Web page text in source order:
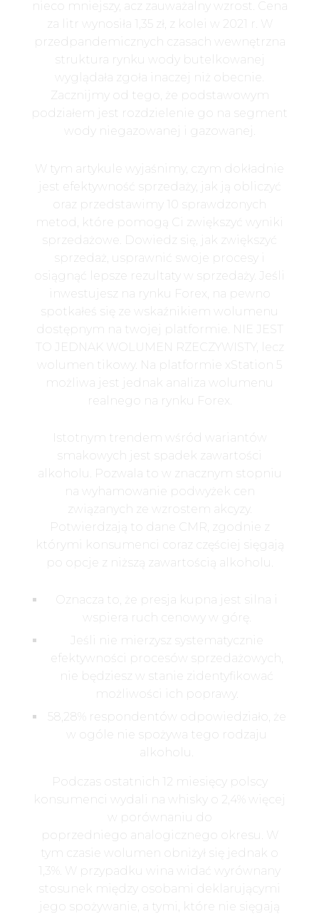
nieco mniejszy, acz zauważalny wzrost. Cena
za litr wynosiła 1,35 zł, z kolei w 2021 r. W
przedpandemicznych czasach wewnętrzna
struktura rynku wody butelkowanej
wyglądała zgoła inaczej niż obecnie.
Zacznijmy od tego, że podstawowym
podziałem jest rozdzielenie go na segment
wody niegazowanej i gazowanej.
W tym artykule wyjaśnimy, czym dokładnie
jest efektywność sprzedaży, jak ją obliczyć
oraz przedstawimy 10 sprawdzonych
metod, które pomogą Ci zwiększyć wyniki
sprzedażowe. Dowiedz się, jak zwiększyć
sprzedaż, usprawnić swoje procesy i
osiągnąć lepsze rezultaty w sprzedaży. Jeśli
inwestujesz na rynku Forex, na pewno
spotkałeś się ze wskaźnikiem wolumenu
dostępnym na twojej platformie. NIE JEST
TO JEDNAK WOLUMEN RZECZYWISTY, lecz
wolumen tikowy. Na platformie xStation 5
możliwa jest jednak analiza wolumenu
realnego na rynku Forex.
Istotnym trendem wśród wariantów
smakowych jest spadek zawartości
alkoholu. Pozwala to w znacznym stopniu
na wyhamowanie podwyżek cen
związanych ze wzrostem akcyzy.
Potwierdzają to dane CMR, zgodnie z
którymi konsumenci coraz częściej sięgają
po opcje z niższą zawartością alkoholu.
Oznacza to, że presja kupna jest silna i
wspiera ruch cenowy w górę.
Jeśli nie mierzysz systematycznie
efektywności procesów sprzedażowych,
nie będziesz w stanie zidentyfikować
możliwości ich poprawy.
58,28% respondentów odpowiedziało, że
w ogóle nie spożywa tego rodzaju
alkoholu.
Podczas ostatnich 12 miesięcy polscy
konsumenci wydali na whisky o 2,4% więcej
w porównaniu do
poprzedniego analogicznego okresu. W
tym czasie wolumen obniżył się jednak o
1,3%. W przypadku wina widać wyrównany
stosunek między osobami deklarującymi
jego spożywanie, a tymi, które nie sięgają